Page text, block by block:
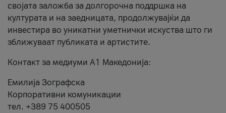
својата заложба за долгорочна поддршка на
културата и на заедницата, продолжувајќи да
инвестира во уникатни уметнички искуства што ги
зближуваат публиката и артистите.
Контакт за медиуми А1 Македонија:
Емилија Зографска
Корпоративни комуникации
тел. +389 75 400505